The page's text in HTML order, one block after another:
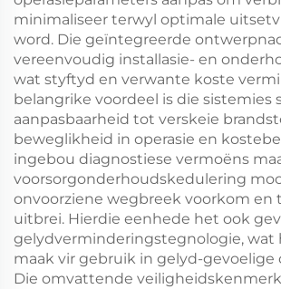
minimaliseer terwyl optimale
word. Die geïntegreerde
vereenvoudig installasie- en
wat styftyd en verwante koste
belangrike voordeel is die sistemies
aanpasbaarheid tot verskeie
beweglikheid in operasie en
ingebou diagnostiese vermoëns
voorsorgonderhoudskedulering
onvoorziene wegbreek voorkom en
uitbrei. Hierdie eenhede het ook
gelydverminderingstegnologie, wat
maak vir gebruik in gelyd-gevoelige
Die omvattende